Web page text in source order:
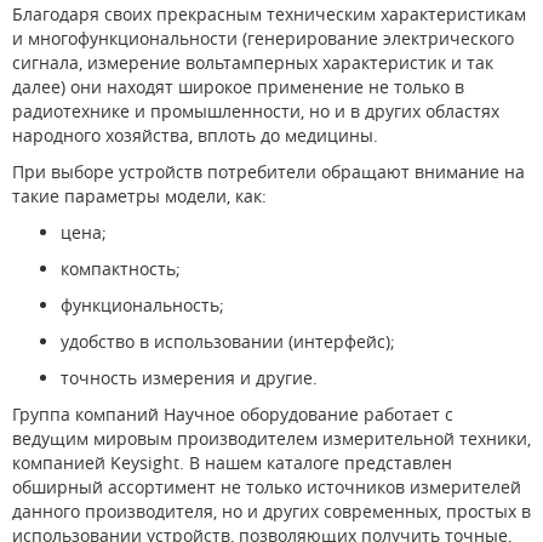
Благодаря своих прекрасным техническим характеристикам
и многофункциональности (генерирование электрического
сигнала, измерение вольтамперных характеристик и так
далее) они находят широкое применение не только в
радиотехнике и промышленности, но и в других областях
народного хозяйства, вплоть до медицины.
При выборе устройств потребители обращают внимание на
такие параметры модели, как:
цена;
компактность;
функциональность;
удобство в использовании (интерфейс);
точность измерения и другие.
Группа компаний Научное оборудование работает с
ведущим мировым производителем измерительной техники,
компанией Keysight. В нашем каталоге представлен
обширный ассортимент не только источников измерителей
данного производителя, но и других современных, простых в
использовании устройств, позволяющих получить точные,